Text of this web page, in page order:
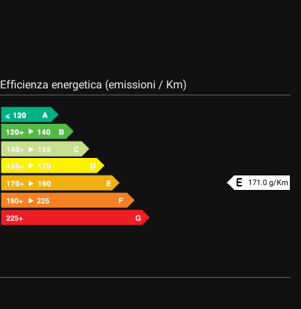
Efficienza energetica (emissioni / Km)
171.0 g/Km